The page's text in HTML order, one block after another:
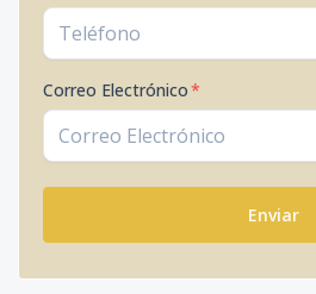
Correo Electrónico*
Enviar